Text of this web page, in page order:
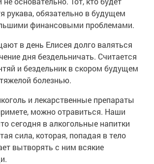
рукава, обязательно в будущем
финансовыми проблемами.
в день Елисея долго валяться
дня бездельничать. Считается
и бездельник в скором будущем
болезнью.
и лекарственные препараты
можно отравиться. Наши
сегодня в алкогольные напитки
сила, которая, попадая в тело
вытворять с ним всякие